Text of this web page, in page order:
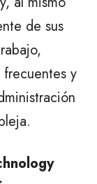
de sus
y